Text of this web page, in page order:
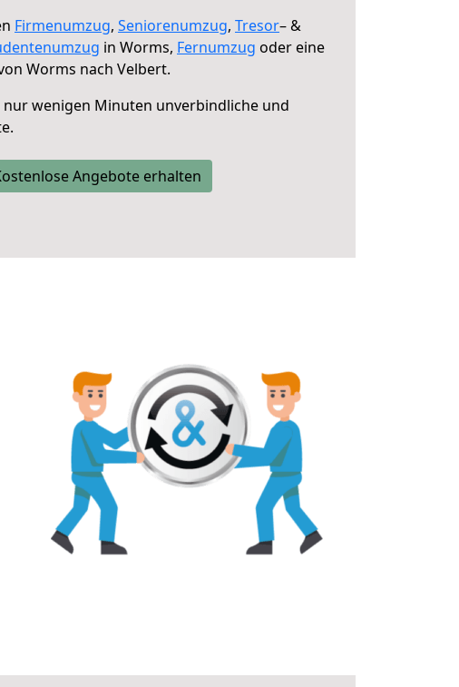
Firmenumzug, Seniorenumzug, Tresor– &
in Worms, Fernumzug oder eine
Worms nach Velbert.
nur wenigen Minuten unverbindliche und
Angebote erhalten